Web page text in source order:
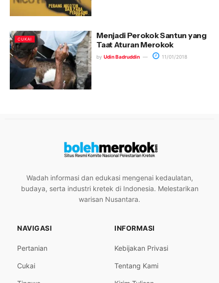
CUKAI
Menjadi Perokok Santun yang
Taat Aturan Merokok
by Udin Badruddin 11/01/2018
Wadah informasi dan edukasi mengenai kedaulatan,
budaya, serta industri kretek di Indonesia. Melestarikan
warisan Nusantara.
NAVIGASI
Pertanian
Cukai
INFORMASI
Kebijakan Privasi
Tentang Kami